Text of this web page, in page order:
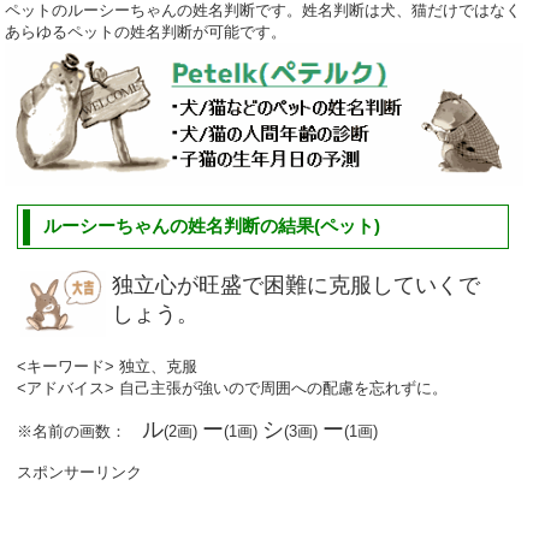
ペットのルーシーちゃんの姓名判断です。姓名判断は犬、猫だけではなく
あらゆるペットの姓名判断が可能です。
ルーシーちゃんの姓名判断の結果(ペット)
独立心が旺盛で困難に克服していくで
しょう。
<キーワード> 独立、克服
<アドバイス> 自己主張が強いので周囲への配慮を忘れずに。
※名前の画数： ル(2画) ー(1画) シ(3画) ー(1画)
スポンサーリンク